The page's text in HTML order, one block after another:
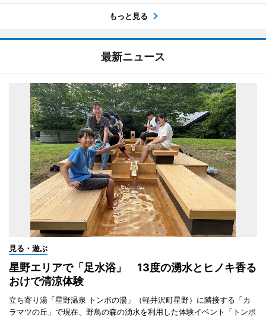
もっと見る
最新ニュース
見る・遊ぶ
星野エリアで「足水浴」 13度の湧水とヒノキ香る
おけで清涼体験
立ち寄り湯「星野温泉 トンボの湯」（軽井沢町星野）に隣接する「カ
ラマツの丘」で現在、野鳥の森の湧水を利用した体験イベント「トンボ